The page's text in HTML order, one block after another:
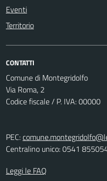
Eventi
Territorio
CONTATTI
Comune di Montegridolfo
Via Roma, 2
Codice fiscale / P. IVA: 00000
PEC:
Centralino unico: 0541
Leggi le FAQ